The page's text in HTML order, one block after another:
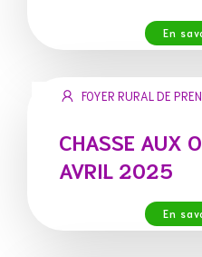
En
FOYER RURAL DE
CHASSE AUX
AVRIL 2025
En